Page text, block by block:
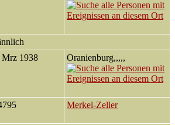
Mrz 1938 Oranienburg,,,,,
Merkel-Zeller